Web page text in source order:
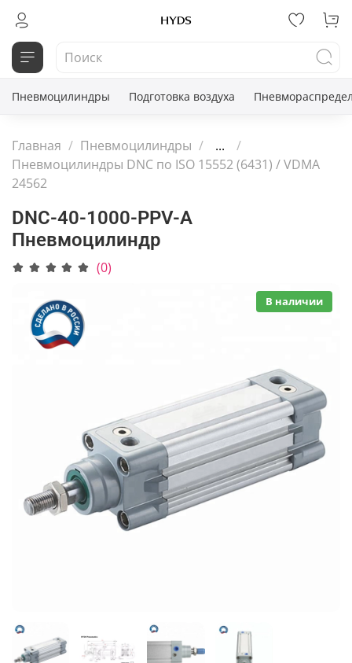
Пневмоцилиндры Подготовка воздуха
Главная Пневмоцилиндры
...
Пневмоцилиндры DNC по ISO 15552 (6431) / VDMA
24562
DNC-40-1000-PPV-A
Пневмоцилиндр
(0)
В наличии